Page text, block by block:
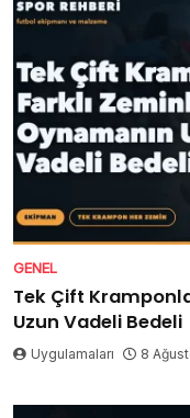
GENEL
Tek Çift
Uzun Vadeli Bedeli
Uygulamaları 8